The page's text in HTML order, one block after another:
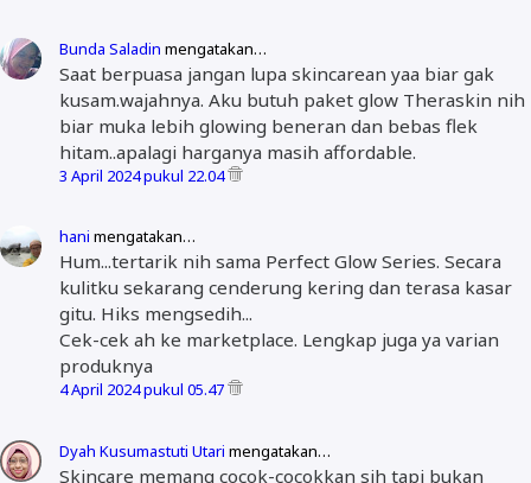
Bunda Saladin mengatakan…
Saat berpuasa jangan lupa skincarean yaa biar gak
kusam.wajahnya. Aku butuh paket glow Theraskin nih
biar muka lebih glowing beneran dan bebas flek
hitam..apalagi harganya masih affordable.
3 April 2024 pukul 22.04
hani mengatakan…
Hum...tertarik nih sama Perfect Glow Series. Secara
kulitku sekarang cenderung kering dan terasa kasar
gitu. Hiks mengsedih...
Cek-cek ah ke marketplace. Lengkap juga ya varian
produknya
4 April 2024 pukul 05.47
Dyah Kusumastuti Utari mengatakan…
Skincare memang cocok-cocokkan sih tapi bukan